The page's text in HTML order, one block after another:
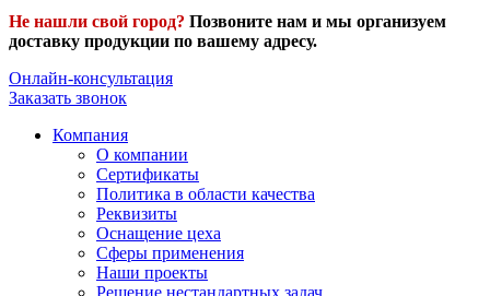
Не нашли свой город? Позвоните нам и мы организуем
доставку продукции по вашему адресу.
Онлайн-консультация
Заказать звонок
Компания
О компании
Сертификаты
Политика в области качества
Реквизиты
Оснащение цеха
Сферы применения
Наши проекты
Решение нестандартных задач